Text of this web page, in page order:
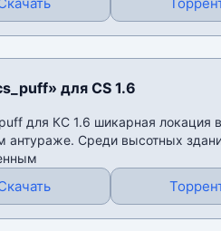
для CS 1.6
для КС 1.6 шикарная локация
антураже. Среди высотных